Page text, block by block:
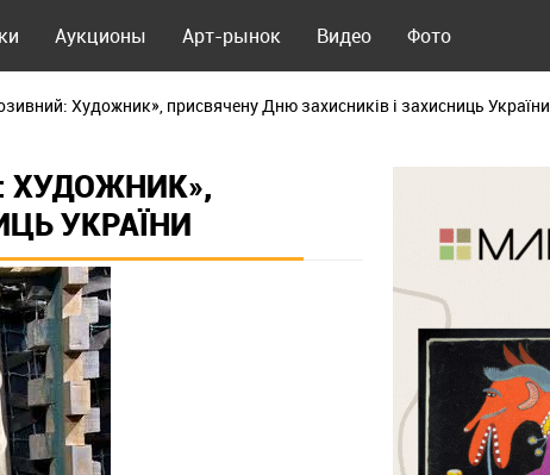
Аукционы Арт-рынок Видео Фото
Художник», присвячену Дню захисників і захисниць України
ХУДОЖНИК»,
УКРАЇНИ